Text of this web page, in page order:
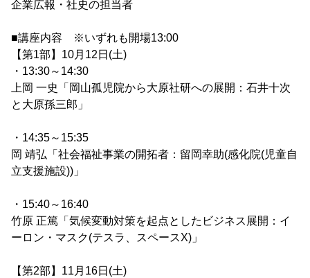
企業広報・社史の担当者
■講座内容 ※いずれも開場13:00
【第1部】10月12日(土)
・13:30～14:30
上岡 一史「岡山孤児院から大原社研への展開：石井十次
と大原孫三郎」
・14:35～15:35
岡 靖弘「社会福祉事業の開拓者：留岡幸助(感化院(児童自
立支援施設))」
・15:40～16:40
竹原 正篤「気候変動対策を起点としたビジネス展開：イ
ーロン・マスク(テスラ、スペースX)」
【第2部】11月16日(土)